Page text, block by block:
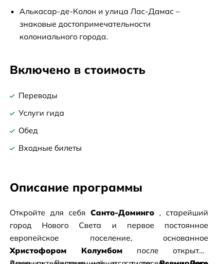
Алькасар-де-Колон и улица Лас-Дамас –
знаковые достопримечательности
колониального города.
Включено в стоимость
Переводы
Услуги гида
Обед
Входные билеты
Описание программы
Откройте для себя Санто-Доминго , старейший
город Нового Света и первое постоянное
европейское поселение, основанное
Христофором Колумбом
после открытия